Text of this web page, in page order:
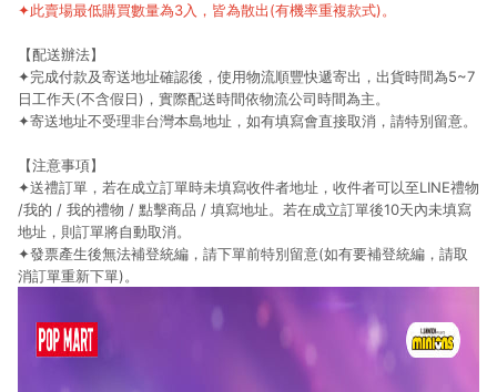
✦此賣場最低購買數量為3入， 皆為散出(有機率重複款式)。
【配送辦法】
✦完成付款及寄送地址確認後，使用物流順豐快遞寄出，出貨時間為5~7
日工作天(不含假日)，實際配送時間依物流公司時間為主。
✦寄送地址不受理非台灣本島地址，如有填寫會直接取消，請特別留意。
【注意事項】
✦送禮訂單，若在成立訂單時未填寫收件者地址，收件者可以至LINE禮物
/我的 / 我的禮物 / 點擊商品 / 填寫地址。若在成立訂單後10天內未填寫
地址，則訂單將自動取消。
✦發票產生後無法補登統編，請下單前特別留意(如有要補登統編，請取
消訂單重新下單)。